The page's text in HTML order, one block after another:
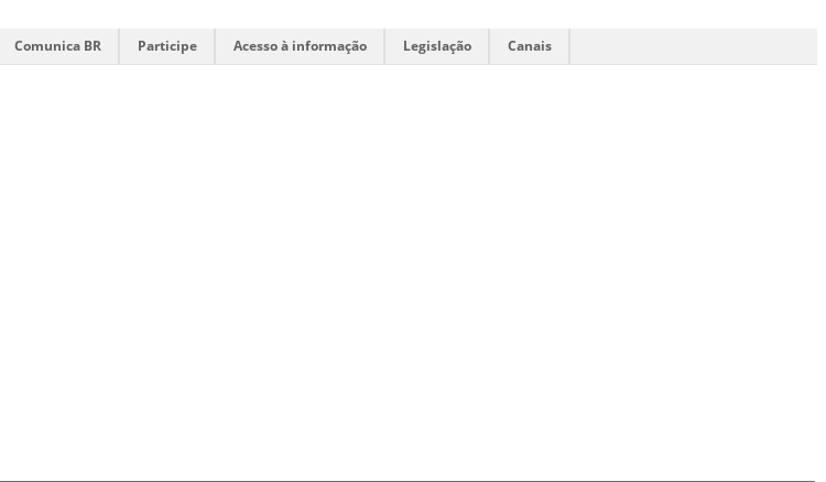
Comunica BR Participe Acesso à informação Legislação Canais